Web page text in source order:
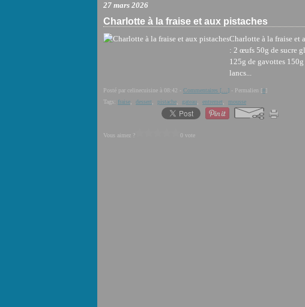
27 mars 2026
Charlotte à la fraise et aux pistaches
Charlotte à la fraise et
: 2 œufs 50g de sucre
125g de gavottes
lancs...
Posté par celinecuisine à 08:42 - Commentaires [ ] - Permalien [#]
Tags: fraise dessert pistache gateau entremet mousse
Vous aimez ? 0 vote